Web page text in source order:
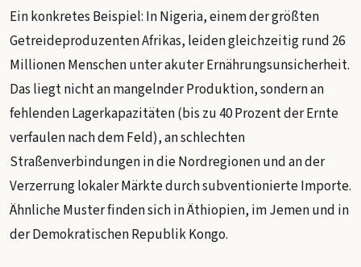
Ein konkretes Beispiel: In Nigeria, einem der größten
Getreideproduzenten Afrikas, leiden gleichzeitig rund 26
Millionen Menschen unter akuter Ernährungsunsicherheit.
Das liegt nicht an mangelnder Produktion, sondern an
fehlenden Lagerkapazitäten (bis zu 40 Prozent der Ernte
verfaulen nach dem Feld), an schlechten
Straßenverbindungen in die Nordregionen und an der
Verzerrung lokaler Märkte durch subventionierte Importe.
Ähnliche Muster finden sich in Äthiopien, im Jemen und in
der Demokratischen Republik Kongo.